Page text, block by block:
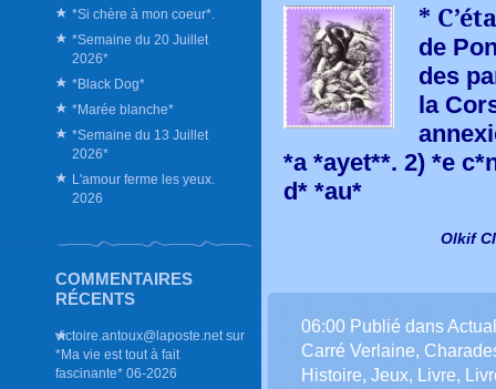
*Si chère à mon coeur*.
*Semaine du 20 Juillet
2026*
*Black Dog*
*Marée blanche*
*Semaine du 13 Juillet
2026*
L'amour ferme les yeux.
2026
COMMENTAIRES
RÉCENTS
victoire.antoux@laposte.net sur
*Ma vie est tout à fait
fascinante* 06-2026
*
de
des
la
*a *ayet**. 2) *e
d* *au*
Olkif
06:00 Publié dans
Carré Verlaine,
Histoire, Jeux, Livre,